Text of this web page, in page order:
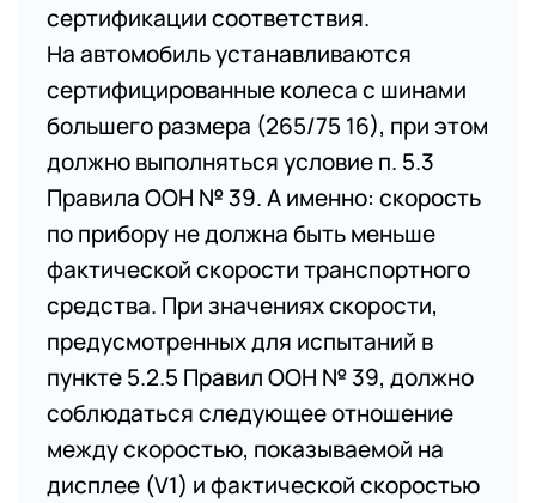
сертификации соответствия.
На автомобиль устанавливаются
сертифицированные колеса с шинами
большего размера (265/75 16), при этом
должно выполняться условие п. 5.3
Правила ООН № 39. А именно: скорость
по прибору не должна быть меньше
фактической скорости транспортного
средства. При значениях скорости,
предусмотренных для испытаний в
пункте 5.2.5 Правил ООН № 39, должно
соблюдаться следующее отношение
между скоростью, показываемой на
дисплее (V1) и фактической скоростью